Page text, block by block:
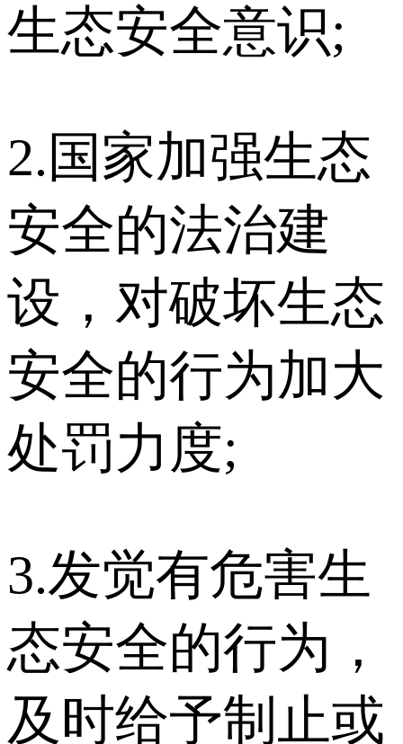
生态安全意识;
2.国家加强生态
安全的法治建
设，对破坏生态
安全的行为加大
处罚力度;
3.发觉有危害生
态安全的行为，
及时给予制止或